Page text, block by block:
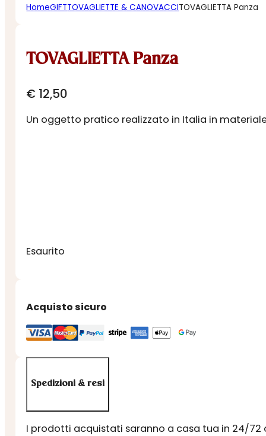
HomeGIFTTOVAGLIETTE & CANOVACCITOVAGLIETTA Panza
TOVAGLIETTA Panza
€ 12,50
Un oggetto pratico realizzato in Italia in
Esaurito
Acquisto sicuro
Spedizioni & resi
I prodotti acquistati saranno a casa tua in 24/72